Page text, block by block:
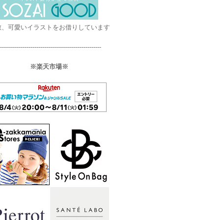
可愛いイラストをお借りしています
※楽天市場※